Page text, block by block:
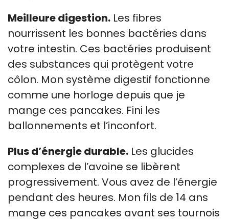
Meilleure digestion. Les fibres
nourrissent les bonnes bactéries dans
votre intestin. Ces bactéries produisent
des substances qui protègent votre
côlon. Mon système digestif fonctionne
comme une horloge depuis que je
mange ces pancakes. Fini les
ballonnements et l’inconfort.
Plus d’énergie durable. Les glucides
complexes de l’avoine se libèrent
progressivement. Vous avez de l’énergie
pendant des heures. Mon fils de 14 ans
mange ces pancakes avant ses tournois